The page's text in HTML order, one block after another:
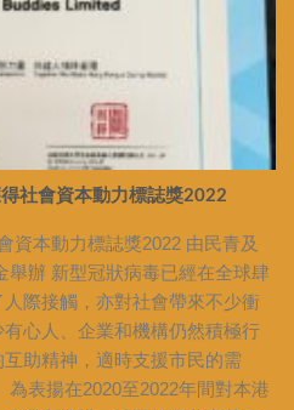
社會資本動力標誌獎2022
資本動力標誌獎2022 由民青及
舉辦 新型冠狀病毒已經在全球肆
際接觸，亦對社會帶來不少衝
心人、企業和機構仍然積極行
助精神，適時支援市民的需
表揚在2020至2022年間對本港